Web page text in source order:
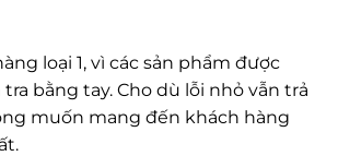
loại 1, vì các sản phẩm được
bằng tay. Cho dù lỗi nhỏ vẫn trả
muốn mang đến khách hàng